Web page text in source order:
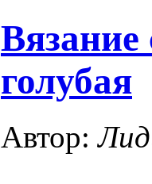
Вязание
голубая
Автор: